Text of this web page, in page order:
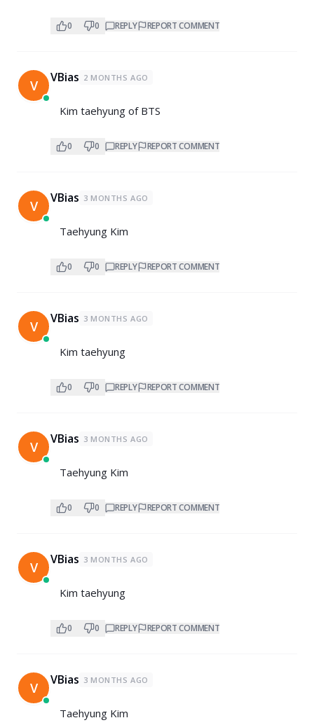
0 0 REPLY REPORT COMMENT
V VBias 2 MONTHS AGO
Kim taehyung of BTS
0 0 REPLY REPORT COMMENT
V VBias 3 MONTHS AGO
Taehyung Kim
0 0 REPLY REPORT COMMENT
V VBias 3 MONTHS AGO
Kim taehyung
0 0 REPLY REPORT COMMENT
V VBias 3 MONTHS AGO
Taehyung Kim
0 0 REPLY REPORT COMMENT
V VBias 3 MONTHS AGO
Kim taehyung
0 0 REPLY REPORT COMMENT
V VBias 3 MONTHS AGO
Taehyung Kim